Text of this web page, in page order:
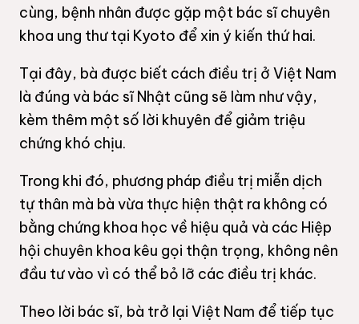
cùng, bệnh nhân được gặp một bác sĩ chuyên
khoa ung thư tại Kyoto để xin ý kiến thứ hai.
Tại đây, bà được biết cách điều trị ở Việt Nam
là đúng và bác sĩ Nhật cũng sẽ làm như vậy,
kèm thêm một số lời khuyên để giảm triệu
chứng khó chịu.
Trong khi đó, phương pháp điều trị miễn dịch
tự thân mà bà vừa thực hiện thật ra không có
bằng chứng khoa học về hiệu quả và các Hiệp
hội chuyên khoa kêu gọi thận trọng, không nên
đầu tư vào vì có thể bỏ lỡ các điều trị khác.
Theo lời bác sĩ, bà trở lại Việt Nam để tiếp tục